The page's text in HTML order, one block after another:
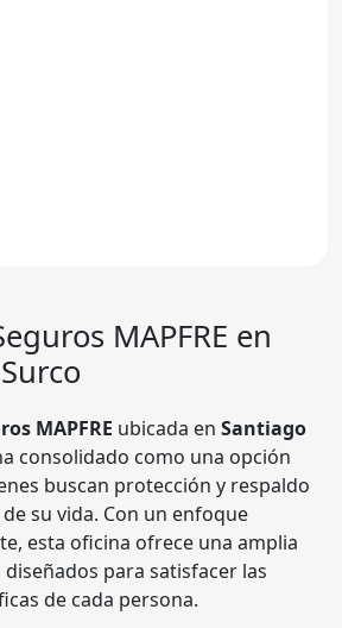
MAPFRE en
MAPFRE ubicada en Santiago
consolidado como una opción
buscan protección y respaldo
su vida. Con un enfoque
esta oficina ofrece una amplia
para satisfacer las
de cada persona.